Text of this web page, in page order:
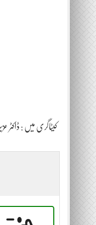
کیٹاگری میں : ڈاکٹر